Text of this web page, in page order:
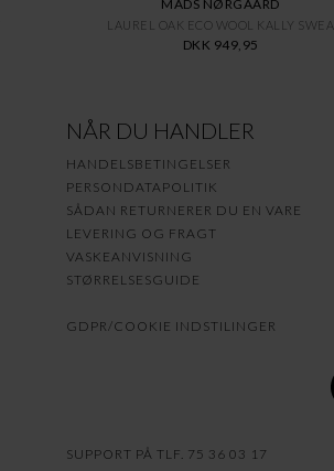
MADS NØRGAARD
LAUREL OAK ECO WOOL KALLY SWEA
DKK 949,95
NÅR DU HANDLER
HANDELSBETINGELSER
PERSONDATAPOLITIK
SÅDAN RETURNERER DU EN VARE
LEVERING OG FRAGT
VASKEANVISNING
STØRRELSESGUIDE
GDPR/COOKIE INDSTILINGER
SUPPORT PÅ TLF. 75 36 03 17